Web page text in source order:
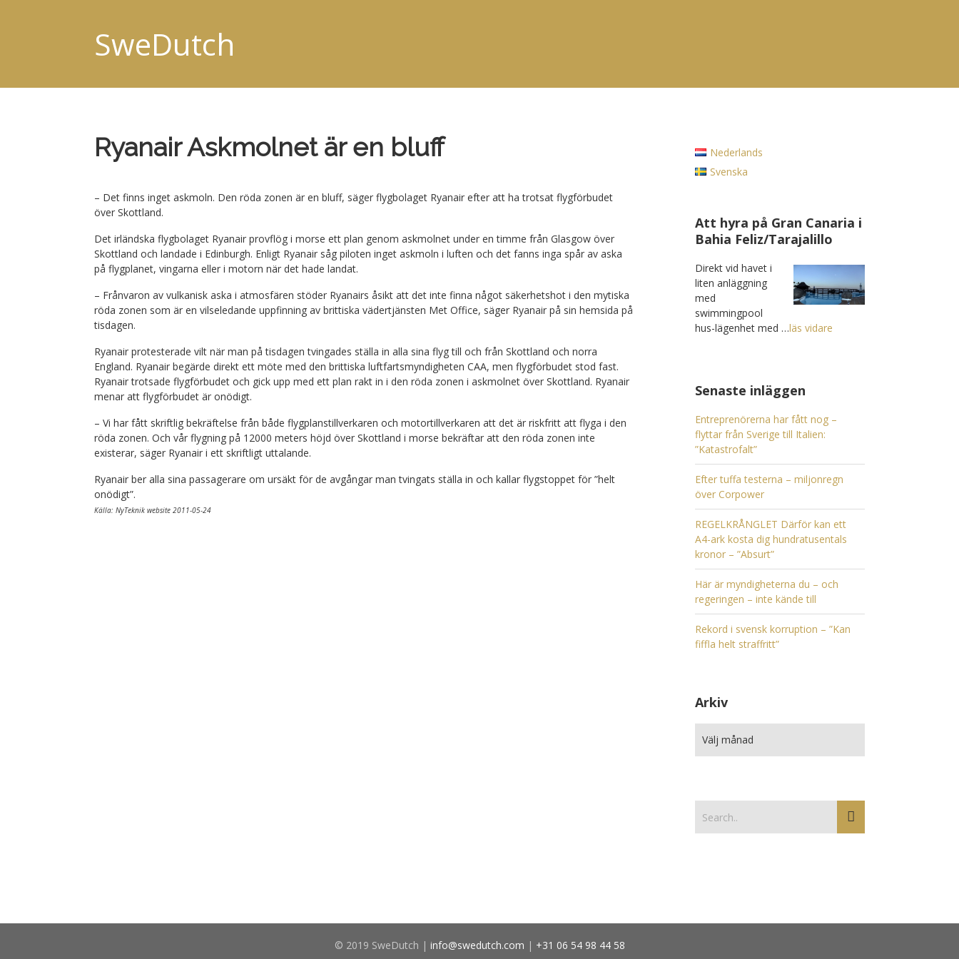
SweDutch
Ryanair Askmolnet är en bluff
– Det finns inget askmoln. Den röda zonen är en bluff, säger flygbolaget Ryanair efter att ha trotsat flygförbudet
över Skottland.
Det irländska flygbolaget Ryanair provflög i morse ett plan genom askmolnet under en timme från Glasgow över
Skottland och landade i Edinburgh. Enligt Ryanair såg piloten inget askmoln i luften och det fanns inga spår av aska
på flygplanet, vingarna eller i motorn när det hade landat.
– Frånvaron av vulkanisk aska i atmosfären stöder Ryanairs åsikt att det inte finna något säkerhetshot i den mytiska
röda zonen som är en vilseledande uppfinning av brittiska vädertjänsten Met Office, säger Ryanair på sin hemsida på
tisdagen.
Ryanair protesterade vilt när man på tisdagen tvingades ställa in alla sina flyg till och från Skottland och norra
England. Ryanair begärde direkt ett möte med den brittiska luftfartsmyndigheten CAA, men flygförbudet stod fast.
Ryanair trotsade flygförbudet och gick upp med ett plan rakt in i den röda zonen i askmolnet över Skottland. Ryanair
menar att flygförbudet är onödigt.
– Vi har fått skriftlig bekräftelse från både flygplanstillverkaren och motortillverkaren att det är riskfritt att flyga i den
röda zonen. Och vår flygning på 12000 meters höjd över Skottland i morse bekräftar att den röda zonen inte
existerar, säger Ryanair i ett skriftligt uttalande.
Ryanair ber alla sina passagerare om ursäkt för de avgångar man tvingats ställa in och kallar flygstoppet för ”helt
onödigt”.
Källa: NyTeknik website 2011-05-24
Nederlands
Svenska
Att hyra på Gran Canaria i
Bahia Feliz/Tarajalillo
Direkt vid havet i
liten anläggning
med
swimmingpool
hus-lägenhet med …läs vidare
Senaste inläggen
Entreprenörerna har fått nog –
flyttar från Sverige till Italien:
”Katastrofalt”
Efter tuffa testerna – miljonregn
över Corpower
REGELKRÅNGLET Därför kan ett
A4-ark kosta dig hundratusentals
kronor – ”Absurt”
Här är myndigheterna du – och
regeringen – inte kände till
Rekord i svensk korruption – ”Kan
fiffla helt straffritt”
Arkiv
© 2019 SweDutch | info@swedutch.com | +31 06 54 98 44 58